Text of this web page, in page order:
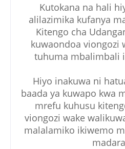
Kutokana na hali
alilazimika kufanya
Kitengo cha
kuwaondoa viongozi
tuhuma mbalimbali
Hiyo inakuwa ni
baada ya kuwapo kwa
mrefu kuhusu
viongozi wake
malalamiko ikiwemo